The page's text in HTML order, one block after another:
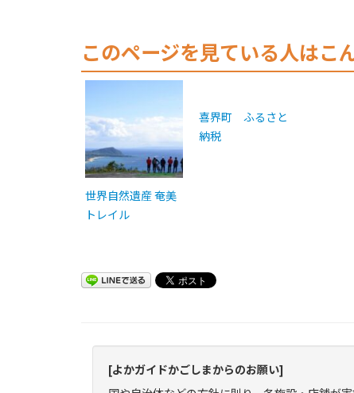
このページを見ている人はこ
世界自然遺産 奄美
トレイル
喜界町 ふるさと
納税
[よかガイドかごしまからのお願い]